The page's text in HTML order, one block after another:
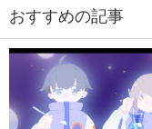
おすすめの記事